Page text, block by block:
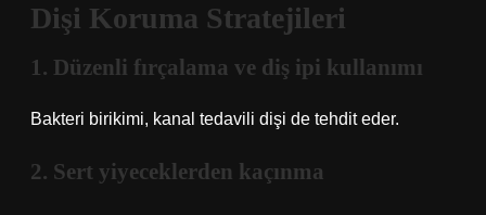
Dişi Koruma Stratejileri
1. Düzenli fırçalama ve diş ipi kullanımı
Bakteri birikimi, kanal tedavili dişi de tehdit eder.
2. Sert yiyeceklerden kaçınma